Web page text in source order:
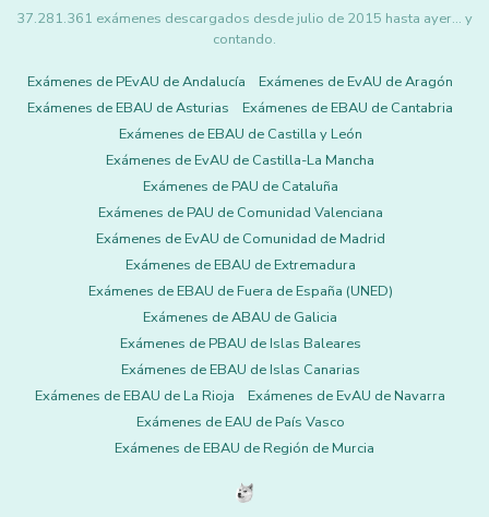
37.281.361 exámenes descargados desde julio de 2015 hasta ayer... y
contando.
Exámenes de PEvAU de Andalucía
Exámenes de EvAU de Aragón
Exámenes de EBAU de Asturias
Exámenes de EBAU de Cantabria
Exámenes de EBAU de Castilla y León
Exámenes de EvAU de Castilla-La Mancha
Exámenes de PAU de Cataluña
Exámenes de PAU de Comunidad Valenciana
Exámenes de EvAU de Comunidad de Madrid
Exámenes de EBAU de Extremadura
Exámenes de EBAU de Fuera de España (UNED)
Exámenes de ABAU de Galicia
Exámenes de PBAU de Islas Baleares
Exámenes de EBAU de Islas Canarias
Exámenes de EBAU de La Rioja
Exámenes de EvAU de Navarra
Exámenes de EAU de País Vasco
Exámenes de EBAU de Región de Murcia